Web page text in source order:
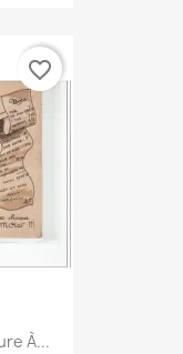
À...
favorite_border